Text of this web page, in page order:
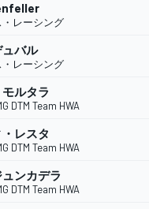
レーシング
ュバル
レーシング
ルタラ
DTM Team HWA
レスタ
DTM Team HWA
ンカデラ
DTM Team HWA